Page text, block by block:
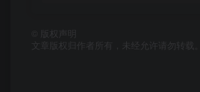
版权声明
文章版权归作者所有，未经允许请勿转载。